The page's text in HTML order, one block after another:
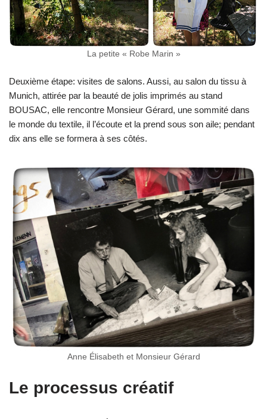
La petite « Robe Marin »
Deuxième étape: visites de salons. Aussi, au salon du tissu à
Munich, attirée par la beauté de jolis imprimés au stand
BOUSAC, elle rencontre Monsieur Gérard, une sommité dans
le monde du textile, il l’écoute et la prend sous son aile; pendant
dix ans elle se formera à ses côtés.
Anne Élisabeth et Monsieur Gérard
Le processus créatif